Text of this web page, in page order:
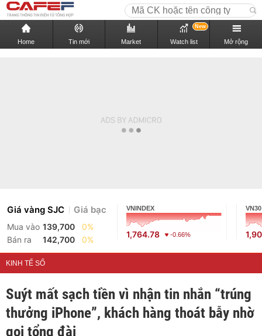
Home Tin mới Market Watch list
New
Mở rộng
Giá vàng SJC Giá bạc
Mua vào 139,700
0%
Bán ra
142,700 0%
VNINDEX
1,764.78 -0.66%
VN30
KINH TẾ SỐ
Suýt mất sạch tiền vì nhận tin nhắn “trúng
thưởng iPhone”, khách hàng thoát bẫy nhờ
gọi tổng đài